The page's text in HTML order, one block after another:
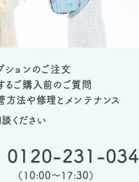
ションのご注文
るご購入前のご質問
方法や修理とメンテナンス
ください
0120-231-034
（ 10:00～17:30 ）